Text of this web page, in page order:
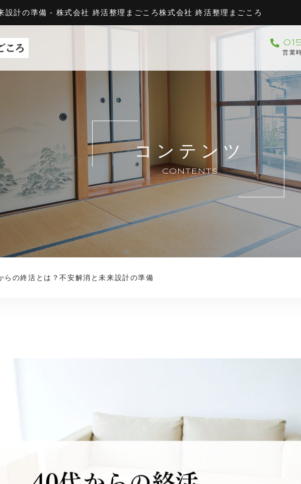
設計の準備 - 株式会社 終活整理まごころ株式会社 終活整理まごころ
営業
コンテンツ
CONTENTS
らの終活とは？不安解消と未来設計の準備